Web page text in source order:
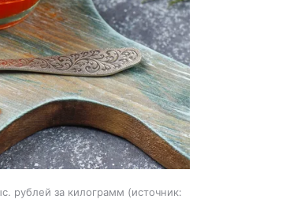
рублей за килограмм
источник: